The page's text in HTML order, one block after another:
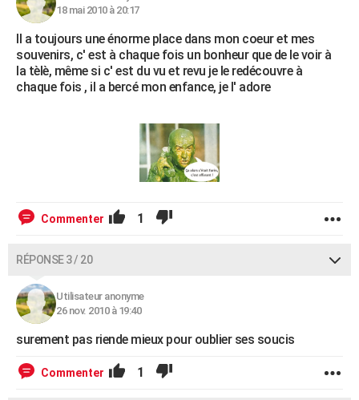
18 mai 2010 à 20:17
Il a toujours une énorme place dans mon coeur et mes
souvenirs, c' est à chaque fois un bonheur que de le voir à
la tèlè, même si c' est du vu et revu je le redécouvre à
chaque fois , il a bercé mon enfance, je l' adore
Commenter 1
RÉPONSE 3 / 20
Utilisateur anonyme
26 nov. 2010 à 19:40
surement pas riende mieux pour oublier ses soucis
Commenter 1